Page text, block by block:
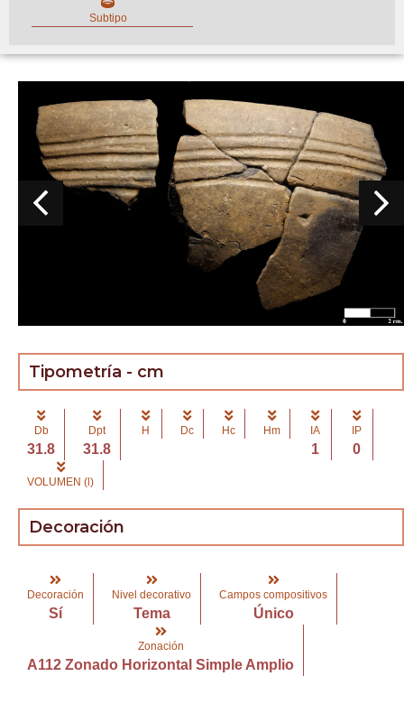
Subtipo
Tipometría - cm
Db
31.8
Dpt
31.8
H Dc Hc Hm IA
1
IP
0
VOLUMEN (l)
Decoración
Decoración
Sí
Nivel decorativo
Tema
Campos compositivos
Único
Zonación
A112 Zonado Horizontal Simple Amplio